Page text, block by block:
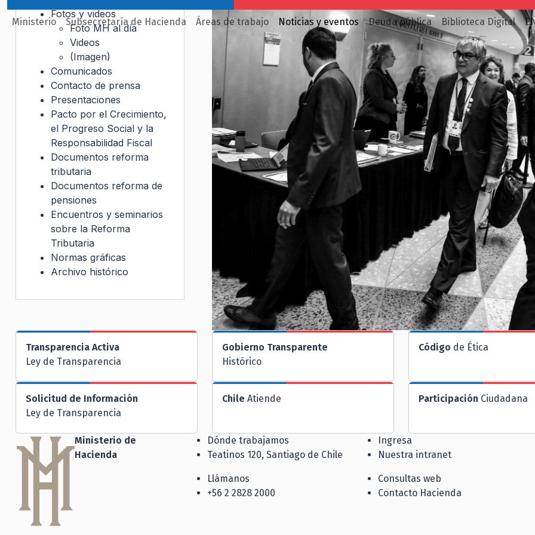
Ministerio Subsecretaría de Hacienda Áreas de trabajo Noticias y eventos Deuda pública Biblioteca Digital
Fotos y videos
Foto MH al día
Videos
(Imagen)
Comunicados
Contacto de prensa
Presentaciones
Pacto por el Crecimiento,
el Progreso Social y la
Responsabilidad Fiscal
Documentos reforma
tributaria
Documentos reforma de
pensiones
Encuentros y seminarios
sobre la Reforma
Tributaria
Normas gráficas
Archivo histórico
Transparencia Activa
Ley de Transparencia
Gobierno Transparente
Histórico
Código de Ética
Solicitud de Información
Ley de Transparencia
Chile Atiende Participación Ciudadana
Ministerio de
Hacienda
Dónde trabajamos
Teatinos 120, Santiago de Chile
Llámanos
+56 2 2828 2000
Ingresa
Nuestra intranet
Consultas web
Contacto Hacienda